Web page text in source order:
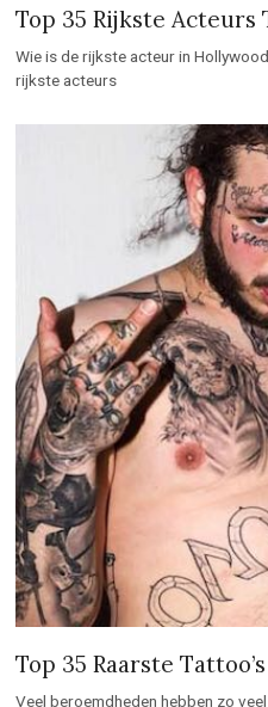
Top 35 Rijkste Acteurs
Wie is de rijkste acteur in
rijkste acteurs
Top 35 Raarste
Veel beroemdheden hebben zo